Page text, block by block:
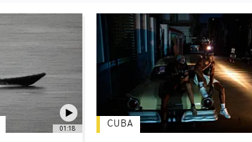
01:18 CUBA